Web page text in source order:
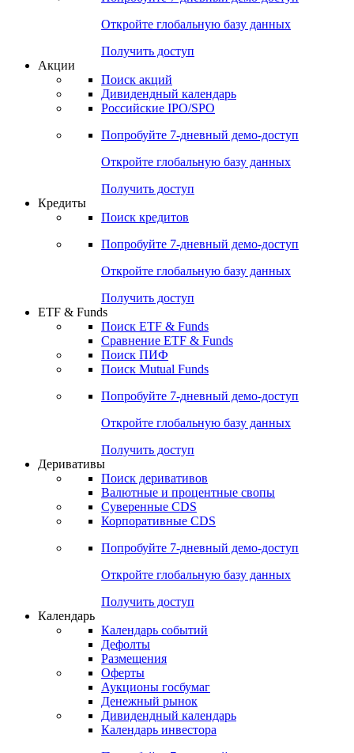
Откройте глобальную базу данных
Получить доступ
Акции
Поиск акций
Дивидендный календарь
Российские IPO/SPO
Попробуйте 7-дневный демо-доступ
Откройте глобальную базу данных
Получить доступ
Кредиты
Поиск кредитов
Попробуйте 7-дневный демо-доступ
Откройте глобальную базу данных
Получить доступ
ETF & Funds
Поиск ETF & Funds
Сравнение ETF & Funds
Поиск ПИФ
Поиск Mutual Funds
Попробуйте 7-дневный демо-доступ
Откройте глобальную базу данных
Получить доступ
Деривативы
Поиск деривативов
Валютные и процентные свопы
Суверенные CDS
Корпоративные CDS
Попробуйте 7-дневный демо-доступ
Откройте глобальную базу данных
Получить доступ
Календарь
Календарь событий
Дефолты
Размещения
Оферты
Аукционы госбумаг
Денежный рынок
Дивидендный календарь
Календарь инвестора